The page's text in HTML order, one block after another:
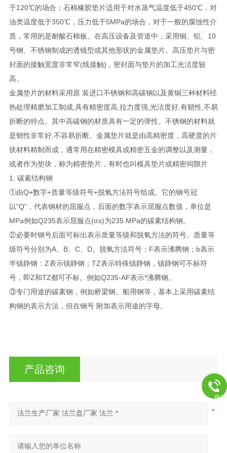
于120℃的场合；石棉橡胶垫片适用于对水蒸气温度低于450℃，对
油类温度低于350℃，压力低于5MPa的场合，对于一般的腐蚀性介
质，常用的是耐酸石棉板。在高压设备及管道中，采用铜、铝、10
号钢、不锈钢制成的透镜型或其他形状的金属垫片。高压垫片与密
封面的接触宽度非常窄(线接触)，密封面与垫片的加工光洁度较
高。
金属垫片的材料采用原 装进口不锈钢和高碳钢以及黄铜三种材料经
热处理精磨加工制成,具有精密度高,拉力度强,光洁度好,有韧性,不易
折断的特点。其中高碳钢的材质具有一定的弹性。不锈钢的材料就
是韧性非常好,不容易折断。金属垫片就是由高精密度，高硬度的片
状材料精制而成，通常用在精密模具或精密五金的调整以及测量，
或者作为垫块，称为精密垫片，有时也叫模具垫片或精密间隙片
1. 碳素结构钢
①由Q+数字+质量等级符号+脱氧方法符号组成。它的钢号冠
以“Q”，代表钢材的屈服点，后面的数字表示屈服点数值，单位是
MPa例如Q235表示屈服点(σs)为235 MPa的碳素结构钢。
②必要时钢号后面可标出表示质量等级和脱氧方法的符号。质量等
级符号分别为A、B、C、D。脱氧方法符号：F表示沸腾钢；b表示
半镇静钢：Z表示镇静钢；TZ表示特殊镇静钢，镇静钢可不标符
号，即Z和TZ都可不标。例如Q235-AF表示*沸腾钢。
③专门用途的碳素钢，例如桥梁钢、船用钢等，基本上采用碳素结
构钢的表示方法，但在钢号 附加表示用途的字母。
产品咨询
电